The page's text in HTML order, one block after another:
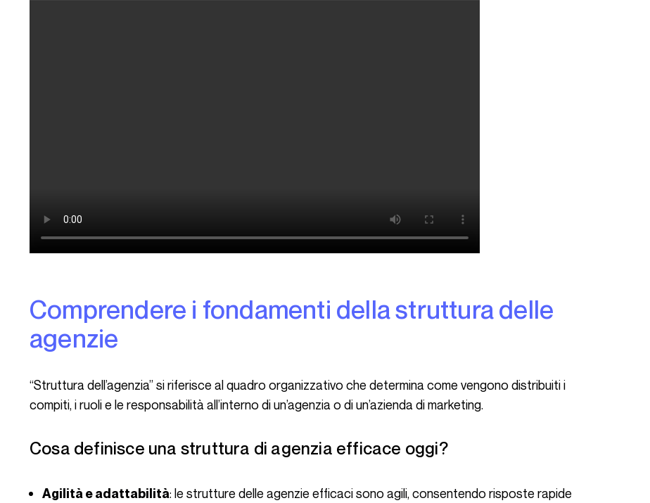
Comprendere i fondamenti della struttura delle
agenzie
“Struttura dell’agenzia” si riferisce al quadro organizzativo che determina come vengono distribuiti i
compiti, i ruoli e le responsabilità all’interno di un’agenzia o di un’azienda di marketing.
Cosa definisce una struttura di agenzia efficace oggi?
Agilità e adattabilità: le strutture delle agenzie efficaci sono agili, consentendo risposte rapide